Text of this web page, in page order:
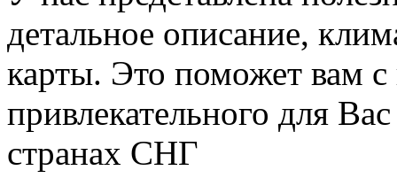
детальное описание,
карты. Это поможет вам
привлекательного для
странах СНГ